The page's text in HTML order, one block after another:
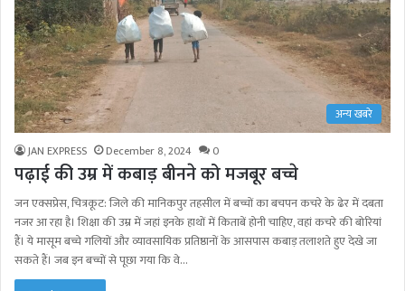
अन्य खबरे
JAN EXPRESS December 8, 2024 0
पढ़ाई की उम्र में कबाड़ बीनने को मजबूर बच्चे
जन एक्सप्रेस, चित्रकूट: जिले की मानिकपुर तहसील में बच्चों का बचपन कचरे के ढेर में दबता
नजर आ रहा है। शिक्षा की उम्र में जहां इनके हाथों में किताबें होनी चाहिए, वहां कचरे की बोरियां
हैं। ये मासूम बच्चे गलियों और व्यावसायिक प्रतिष्ठानों के आसपास कबाड़ तलाशते हुए देखे जा
सकते हैं। जब इन बच्चों से पूछा गया कि वे…